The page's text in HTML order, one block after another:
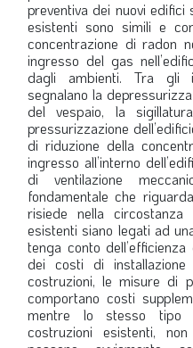
preventiva dei nuovi
esistenti sono simili e
concentrazione di radon
ingresso del gas
dagli ambienti. Tra gli
segnalano la
del vespaio, la
pressurizzazione
di riduzione della
ingresso all’interno
di ventilazione
fondamentale che
risiede nella
esistenti siano legati ad
tenga conto
dei costi di
costruzioni, le misure di
comportano costi
mentre lo stesso tipo
costruzioni esistenti,